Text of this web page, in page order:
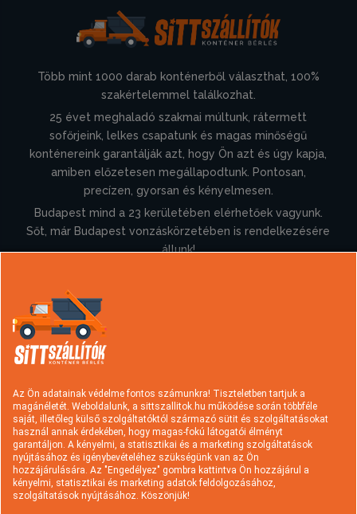
Több mint 1000 darab konténerből választhat, 100%
szakértelemmel találkozhat.
25 évet meghaladó szakmai múltunk, rátermett
sofőrjeink, lelkes csapatunk és magas minőségű
konténereink garantálják azt, hogy Ön azt és úgy kapja,
amiben előzetesen megállapodtunk. Pontosan,
precízen, gyorsan és kényelmesen.
Budapest mind a 23 kerületében elérhetőek vagyunk.
Sőt, már Budapest vonzáskörzetében is rendelkezésére
állunk!
Konténer rendelés
Típusok és árak
Szolgáltatások
Hasznos információk
Gyakori kérdések
Kapcsolat
Hulladék fajták
Rakodási tudnivalók
A sittszállításról
Cégtörténet
Ajánlatkérés
Az Ön adatainak védelme fontos számunkra! Tiszteletben tartjuk a
magánéletét. Weboldalunk, a sittszallitok.hu működése során többféle
saját, illetőleg külső szolgáltatóktól származó sütit és szolgáltatásokat
használ annak érdekében, hogy magas-fokú látogatói élményt
garantáljon. A kényelmi, a statisztikai és a marketing szolgáltatások
nyújtásához és igénybevételéhez szükségünk van az Ön
hozzájárulására. Az "Engedélyez" gombra kattintva Ön hozzájárul a
kényelmi, statisztikai és marketing adatok feldolgozásához,
szolgáltatások nyújtásához. Köszönjük!